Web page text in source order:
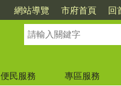
網站導覽 市府首頁 回
便民服務
專區服務